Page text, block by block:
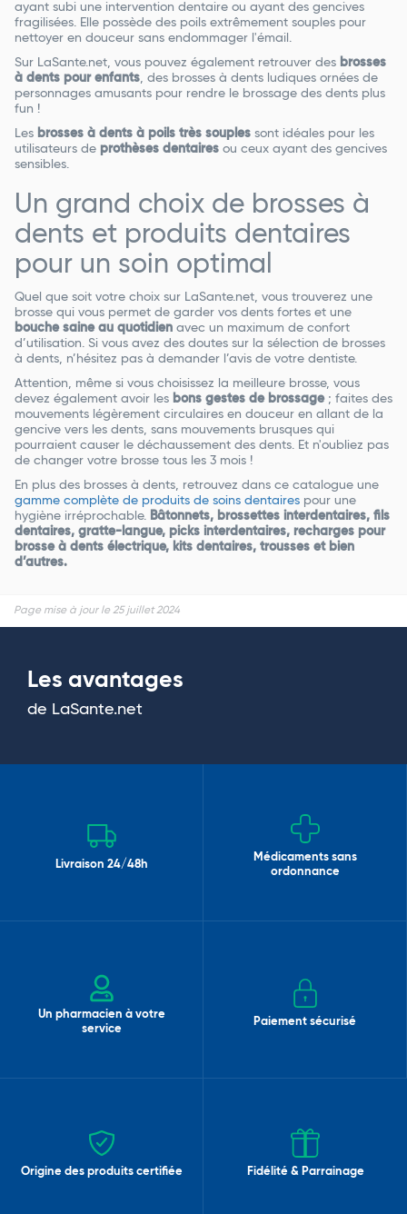
ayant subi une intervention dentaire ou ayant des gencives
fragilisées. Elle possède des poils extrêmement souples pour
nettoyer en douceur sans endommager l'émail.
Sur LaSante.net, vous pouvez également retrouver des brosses
à dents pour enfants, des brosses à dents ludiques ornées de
personnages amusants pour rendre le brossage des dents plus
fun !
Les brosses à dents à poils très souples sont idéales pour les
utilisateurs de prothèses dentaires ou ceux ayant des gencives
sensibles.
Un grand choix de brosses à
dents et produits dentaires
pour un soin optimal
Quel que soit votre choix sur LaSante.net, vous trouverez une
brosse qui vous permet de garder vos dents fortes et une
bouche saine au quotidien avec un maximum de confort
d’utilisation. Si vous avez des doutes sur la sélection de brosses
à dents, n’hésitez pas à demander l’avis de votre dentiste.
Attention, même si vous choisissez la meilleure brosse, vous
devez également avoir les bons gestes de brossage; faites des
mouvements légèrement circulaires en douceur en allant de la
gencive vers les dents, sans mouvements brusques qui
pourraient causer le déchaussement des dents. Et n'oubliez pas
de changer votre brosse tous les 3 mois !
En plus des brosses à dents, retrouvez dans ce catalogue une
gamme complète de produits de soins dentaires pour une
hygiène irréprochable. Bâtonnets, brossettes interdentaires, fils
dentaires, gratte-langue, picks interdentaires, recharges pour
brosse à dents électrique, kits dentaires, trousses et bien
d’autres.
Page mise à jour le 25 juillet 2024
Les avantages
de LaSante.net
Livraison 24/48h
Médicaments sans
ordonnance
Un pharmacien à votre
service
Paiement sécurisé
Origine des produits certifiée Fidélité & Parrainage